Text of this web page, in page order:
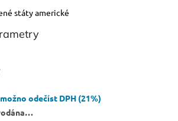
státy americké
možno odečíst DPH (21%)